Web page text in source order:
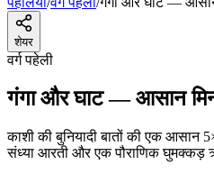
शेयर
वर्ग पहेली
गंगा और घाट — आसान
काशी की बुनियादी बातों की एक आसान
संध्या आरती और एक पौराणिक घुमक्कड़